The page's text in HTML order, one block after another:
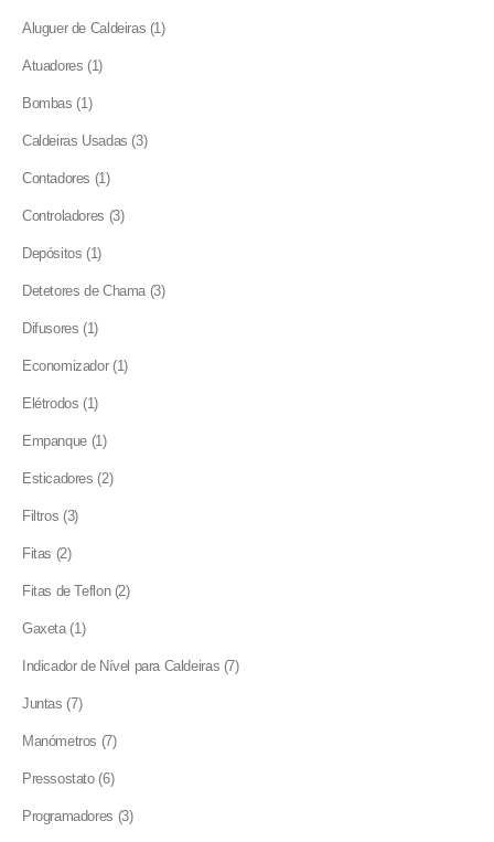
Aluguer de Caldeiras 11
Atuadores 11
Bombas 11
Caldeiras Usadas 33
Contadores 11
Controladores 33
Depósitos 11
Detetores de Chama 33
Difusores 11
Economizador 11
Elétrodos 11
Empanque 11
Esticadores 22
Filtros 33
Fitas 22
Fitas de Teflon 22
Gaxeta 11
Indicador de Nível para Caldeiras 77
Juntas 77
Manómetros 77
Pressostato 66
Programadores 33